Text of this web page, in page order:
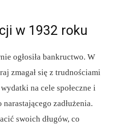
w 1932 roku
ogłosiła bankructwo. W
zmagał się z trudnościami
na cele społeczne i
zadłużenia.
swoich długów, co